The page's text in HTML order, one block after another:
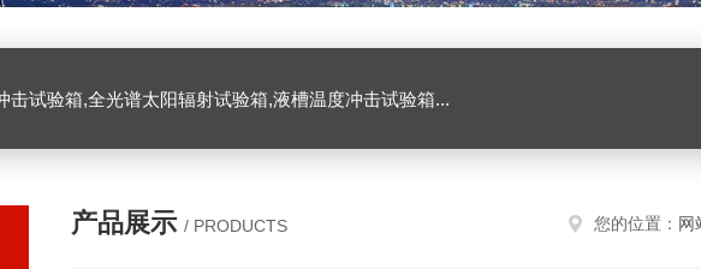
击试验箱,全光谱太阳辐射试验箱,液槽温度冲击试验箱...
产品展示 / PRODUCTS 您的位置： 网